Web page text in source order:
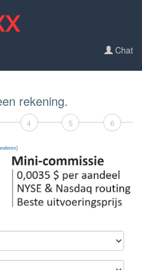
Chat
rekening.
4 5 6